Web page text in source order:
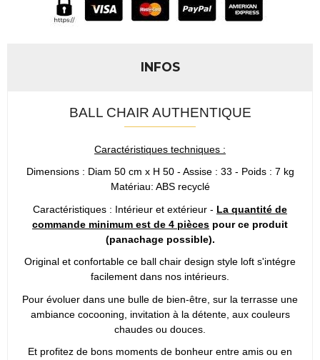
INFOS
BALL CHAIR AUTHENTIQUE
Caractéristiques techniques :
Dimensions : Diam 50 cm x H 50 - Assise : 33 - Poids : 7 kg
Matériau: ABS recyclé
Caractéristiques : Intérieur et extérieur - La quantité de
commande minimum est de 4 pièces pour ce produit
(panachage possible).
Original et confortable ce ball chair design style loft s'intégre
facilement dans nos intérieurs.
Pour évoluer dans une bulle de bien-être, sur la terrasse une
ambiance cocooning, invitation à la détente, aux couleurs
chaudes ou douces.
Et profitez de bons moments de bonheur entre amis ou en